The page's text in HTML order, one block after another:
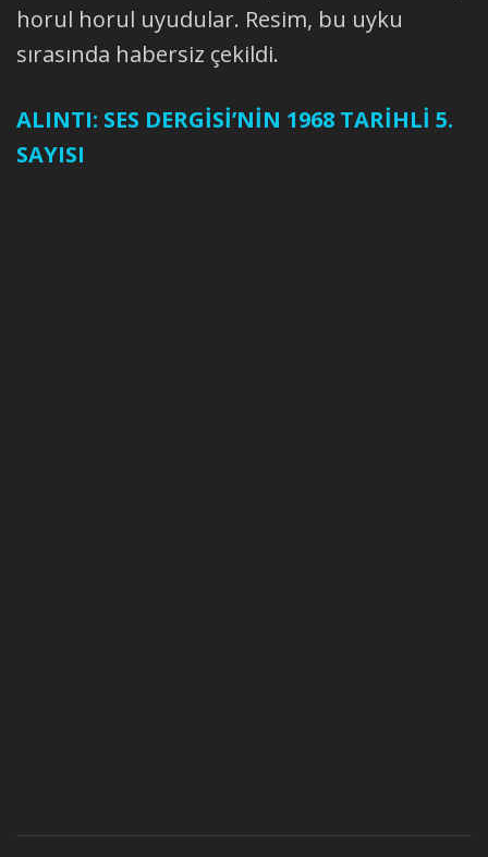
horul horul uyudular. Resim, bu uyku
sırasında habersiz çekildi.
ALINTI: SES DERGİSİ’NİN 1968 TARİHLİ 5.
SAYISI